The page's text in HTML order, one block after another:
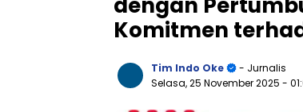
Komitmen
Tim Indo Oke
- Jurnalis
Selasa, 25 November 2025 -